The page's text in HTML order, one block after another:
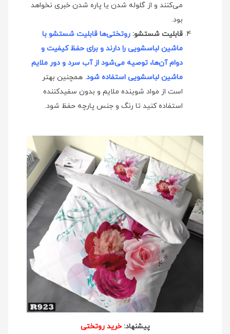
می‌کنند و از گلوله شدن یا پاره شدن خبری نخواهد
بود.
قابلیت شستشو: روتختی‌ها قابلیت شستشو با
ماشین لباسشویی را دارند و برای حفظ کیفیت و
دوام آن‌ها، توصیه می‌شود از آب سرد و دور ملایم
ماشین لباسشویی استفاده شود. همچنین بهتر
است از مواد شوینده ملایم و بدون سفیدکننده
استفاده کنید تا رنگ و جنس پارچه حفظ شود.
پیشنهاد:خرید روتختی